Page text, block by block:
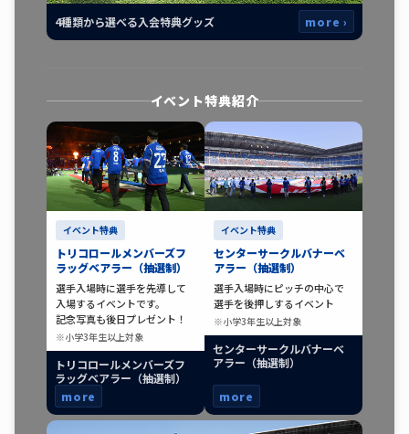
4種類から選べる入会特典グッズ more ›
イベント特典紹介
イベント特典
トリコロールメンバーズフ
ラッグベアラー（抽選制）
選手入場時に選手を先導して
入場するイベントです。
記念写真も後日プレゼント！
※小学3年生以上対象
トリコロールメンバーズフ
ラッグベアラー（抽選制）
more
イベント特典
センターサークルバナーベ
アラー（抽選制）
選手入場時にピッチの中心で
選手を後押しするイベント
※小学3年生以上対象
センターサークルバナーベ
アラー（抽選制）
more